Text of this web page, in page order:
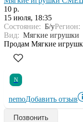
10 р.
15 июля, 18:35
Состояние: Б/уРегион:
Вид: Мягкие игрушки
Продам Мягкие
N
nemoДобавить отзыв
Позвонить